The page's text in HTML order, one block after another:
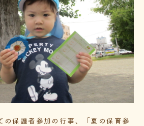
の保護者参加の行事、「夏の保育参